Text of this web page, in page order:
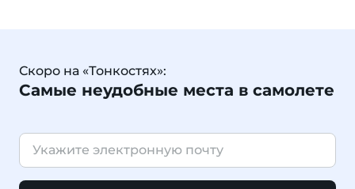
Скоро на «Тонкостях»:
Самые неудобные места в самолете